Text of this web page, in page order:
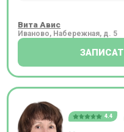
Вита Авис
Иваново, Набережная, д. 5
4.4